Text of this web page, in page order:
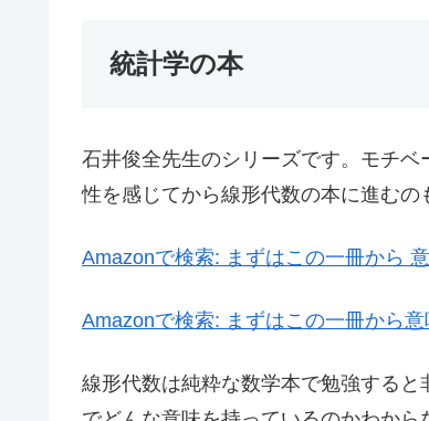
統計学の本
石井俊全先生のシリーズです。モチ
性を感じてから線形代数の本に進むの
Amazonで検索: まずはこの一冊から
Amazonで検索: まずはこの一冊から
線形代数は純粋な数学本で勉強する